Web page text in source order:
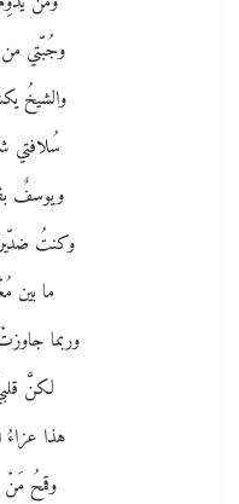
وجُبّتي
والشيخُ
سُلافتي
ويوسفٌ
وكنتُ
ما بين
وربما
لكنَّ
هذا
وقمحُ مَنْ